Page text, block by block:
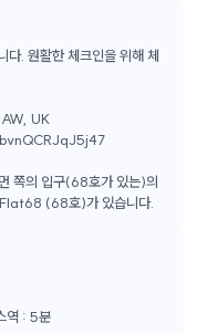
다. 원활한 체크인을 위해 체
UK
쪽의 입구(68호가 있는)의
Flat68 (68호)가 있습니다.
역 : 5분